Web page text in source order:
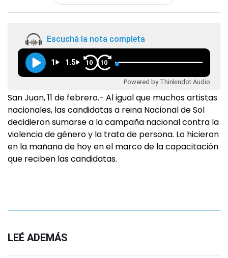
Escuchá la nota completa
1 1.5 10 10
Powered by Thinkindot Audio
San Juan, 11 de febrero.- Al igual que muchos artistas
nacionales, las candidatas a reina Nacional de Sol
decidieron sumarse a la campaña nacional contra la
violencia de género y la trata de persona. Lo hicieron
en la mañana de hoy en el marco de la capacitación
que reciben las candidatas.
LEÉ ADEMÁS